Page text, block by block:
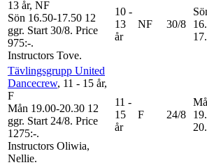
13 år, NF
Sön 16.50-17.50 12
ggr. Start 30/8. Price
975:-.
Instructors Tove.
10 -
13
år
NF 30/8
Tävlingsgrupp United
Dancecrew, 11 - 15 år,
F
Mån 19.00-20.30 12
ggr. Start 24/8. Price
1275:-.
Instructors Oliwia,
Nellie.
11 -
15
år
F 24/8